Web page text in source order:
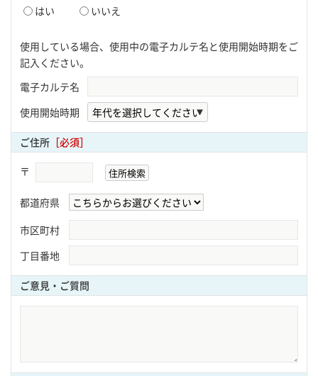
はい
いいえ
使用している場合、使用中の電子カルテ名と使用開始時期をご
記入ください。
電子カルテ名
使用開始時期
ご住所 ［必須］
〒
都道府県
市区町村
丁目番地
ご意見・ご質問